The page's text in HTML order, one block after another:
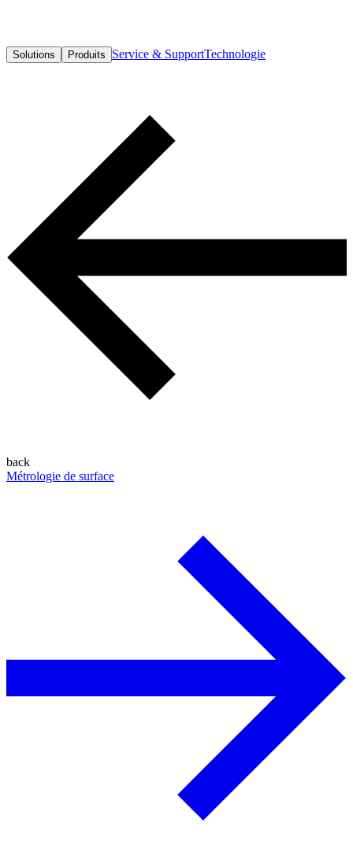
Solutions Produits Service & SupportTechnologie
back
Métrologie de surface